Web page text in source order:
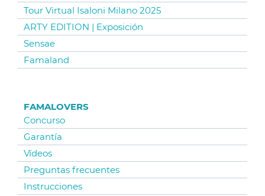
Tour Virtual Isaloni Milano 2025
ARTY EDITION | Exposición
Sensae
Famaland
FAMALOVERS
Concurso
Garantía
Vídeos
Preguntas frecuentes
Instrucciones